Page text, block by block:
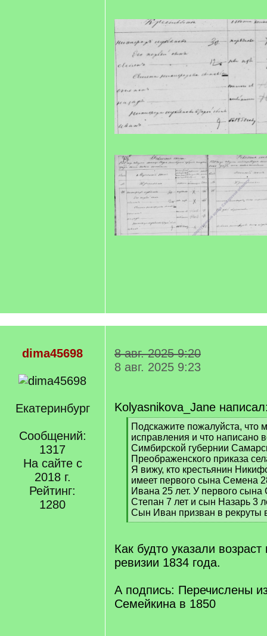
dima45698
Екатеринбург
Сообщений:
1317
На сайте с
2018 г.
Рейтинг:
1280
8 авг. 2025 9:20
8 авг. 2025 9:23
Kolyasnikova_Jane
[
q
]
Подскажите пожалуйста, что
исправления и что написано
Симбирской губернии
Преображенского приказа
Я вижу, кто крестьянин
имеет первого сына Семена
Ивана 25 лет. У первого
Степан 7 лет и сын Назарь 3
Сын Иван призван в рекруты
[
q
]
Как будто указали
ревизии 1834 года.
А подпись: Перечислены
Семейкина в 1850